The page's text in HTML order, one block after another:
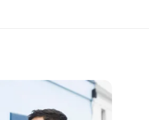
Únete al equipo